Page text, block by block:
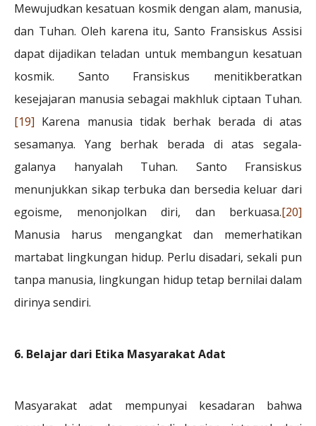
Mewujudkan kesatuan kosmik dengan alam, manusia,
dan Tuhan. Oleh karena itu, Santo Fransiskus Assisi
dapat dijadikan teladan untuk membangun kesatuan
kosmik. Santo Fransiskus menitikberatkan
kesejajaran manusia sebagai makhluk ciptaan Tuhan.
[19] Karena manusia tidak berhak berada di atas
sesamanya. Yang berhak berada di atas segala-
galanya hanyalah Tuhan. Santo Fransiskus
menunjukkan sikap terbuka dan bersedia keluar dari
egoisme, menonjolkan diri, dan berkuasa.[20]
Manusia harus mengangkat dan memerhatikan
martabat lingkungan hidup. Perlu disadari, sekali pun
tanpa manusia, lingkungan hidup tetap bernilai dalam
dirinya sendiri.
6. Belajar dari Etika Masyarakat Adat
Masyarakat adat mempunyai kesadaran bahwa